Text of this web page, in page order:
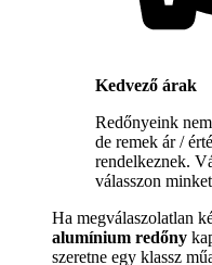
Kedvező árak
Redőnyeink
de remek ár /
rendelkeznek.
válasszon
Ha megválaszolatlan
alumínium redőny
szeretne egy klassz